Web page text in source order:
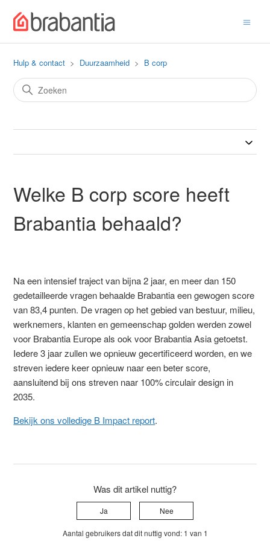
Hulp & contact Duurzaamheid B corp
Welke B corp score heeft
Brabantia behaald?
Na een intensief traject van bijna 2 jaar, en meer dan 150
gedetailleerde vragen behaalde Brabantia een gewogen score
van 83,4 punten. De vragen op het gebied van bestuur, milieu,
werknemers, klanten en gemeenschap golden werden zowel
voor Brabantia Europe als ook voor Brabantia Asia getoetst.
Iedere 3 jaar zullen we opnieuw gecertificeerd worden, en we
streven iedere keer opnieuw naar een beter score,
aansluitend bij ons streven naar 100% circulair design in
2035.
Bekijk ons volledige B Impact report.
Was dit artikel nuttig?
Ja Nee
Aantal gebruikers dat dit nuttig vond: 1 van 1